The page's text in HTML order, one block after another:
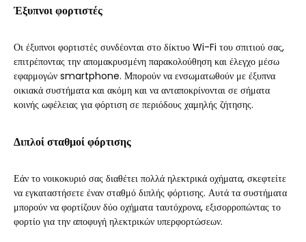
Έξυπνοι φορτιστές
Οι έξυπνοι φορτιστές συνδέονται στο δίκτυο Wi-Fi του σπιτιού σας,
επιτρέποντας την απομακρυσμένη παρακολούθηση και έλεγχο μέσω
εφαρμογών smartphone. Μπορούν να ενσωματωθούν με έξυπνα
οικιακά συστήματα και ακόμη και να ανταποκρίνονται σε σήματα
κοινής ωφέλειας για φόρτιση σε περιόδους χαμηλής ζήτησης.
Διπλοί σταθμοί φόρτισης
Εάν το νοικοκυριό σας διαθέτει πολλά ηλεκτρικά οχήματα, σκεφτείτε
να εγκαταστήσετε έναν σταθμό διπλής φόρτισης. Αυτά τα συστήματα
μπορούν να φορτίζουν δύο οχήματα ταυτόχρονα, εξισορροπώντας το
φορτίο για την αποφυγή ηλεκτρικών υπερφορτώσεων.